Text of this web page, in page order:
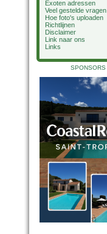
Exoten adressen
Veel gestelde vragen
Hoe foto's uploaden
Richtlijnen
Disclaimer
Link naar ons
Links
SPONSORS